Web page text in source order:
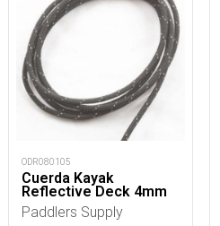
ODR080105
Cuerda Kayak
Reflective Deck 4mm
Paddlers Supply